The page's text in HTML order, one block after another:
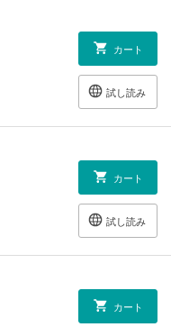
カート
試し読み
カート
試し読み
カート